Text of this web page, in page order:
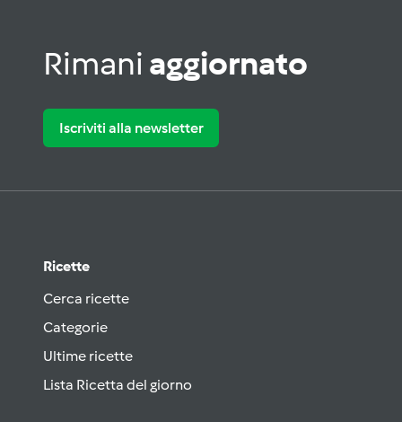
Rimani aggiornato
Iscriviti alla newsletter
Ricette
Cerca ricette
Categorie
Ultime ricette
Lista Ricetta del giorno